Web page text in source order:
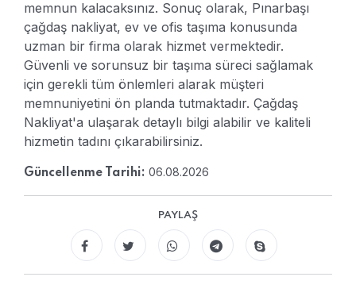
memnun kalacaksınız. Sonuç olarak, Pınarbaşı
çağdaş nakliyat, ev ve ofis taşıma konusunda
uzman bir firma olarak hizmet vermektedir.
Güvenli ve sorunsuz bir taşıma süreci sağlamak
için gerekli tüm önlemleri alarak müşteri
memnuniyetini ön planda tutmaktadır. Çağdaş
Nakliyat'a ulaşarak detaylı bilgi alabilir ve kaliteli
hizmetin tadını çıkarabilirsiniz.
Güncellenme Tarihi: 06.08.2026
PAYLAŞ